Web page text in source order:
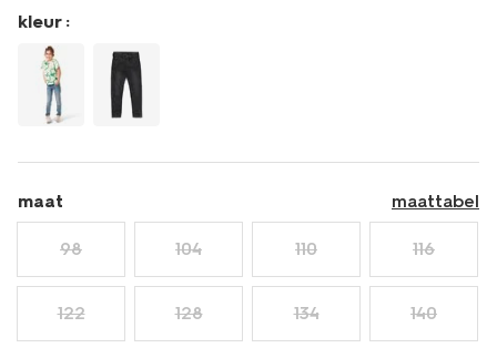
30822937LIGHTBLUE.html
kleur :
maat maattabel
98 104 110 116
122 128 134 140